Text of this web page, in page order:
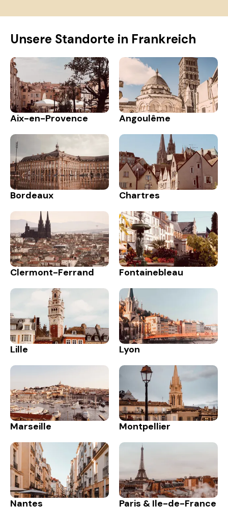
Unsere Standorte in Frankreich
Aix-en-Provence Angoulême
Bordeaux Chartres
Clermont-Ferrand Fontainebleau
Lille Lyon
Marseille Montpellier
Nantes Paris & Ile-de-France